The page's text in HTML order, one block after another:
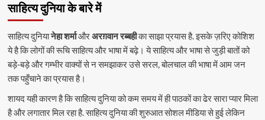
साहित्य दुनिया के बारे में
साहित्य दुनियानेहा शर्माऔरअरग़वान रब्बहीका साझा प्रयास है. इसके ज़रिए कोशिश
ये है कि लोगों की रूचि साहित्य और भाषा में बढ़े। ये साहित्य और भाषा से जुड़ी बातों को
बड़े-बड़े और गम्भीर वाक्यों से न समझाकर उसे सरल, बोलचाल की भाषा में आम जन
तक पहुँचाने का प्रयास है।
शायद यही कारण है कि साहित्य दुनिया को कम समय में ही पाठकों का ढेर सारा प्यार मिला
है और लगातार मिल रहा है. साहित्य दुनिया की शुरुआत सोशल मीडिया से हुई लेकिन